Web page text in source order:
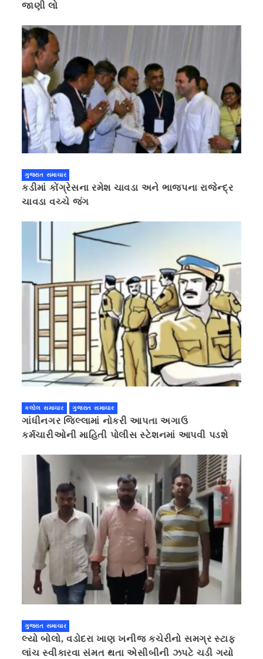
જાણી લો
ગુજરાત સમાચાર
કડીમાં કોંગ્રેસના રમેશ ચાવડા અને ભાજપના રાજેન્દ્ર
ચાવડા વચ્ચે જંગ
કલોલ સમાચાર ગુજરાત સમાચાર
ગાંધીનગર જિલ્લામાં નોકરી આપતા અગાઉ
કર્મચારીઓની માહિતી પોલીસ સ્ટેશનમાં આપવી પડશે
ગુજરાત સમાચાર
લ્યો બોલો, વડોદરા ખાણ ખનીજ કચેરીનો સમગ્ર સ્ટાફ
લાંચ સ્વીકારવા સંમત થતા એસીબીની ઝપટે ચડી ગયો